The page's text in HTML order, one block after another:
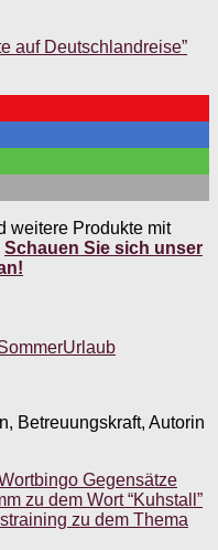
auf Deutschlandreise”
weitere Produkte mit
Schauen Sie sich unser
Urlaub
Betreuungskraft, Autorin
Gegensätze
zu dem Wort “Kuhstall”
zu dem Thema